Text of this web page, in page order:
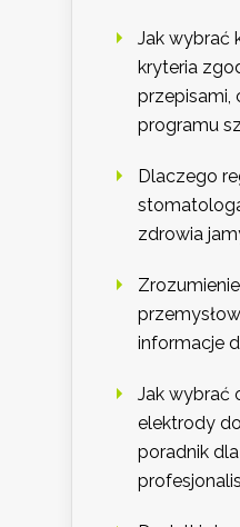
Jak wybrać
kryteria
przepisami,
programu
Dlaczego
zdrowia
informacje
Jak wybrać
elektrody
poradnik